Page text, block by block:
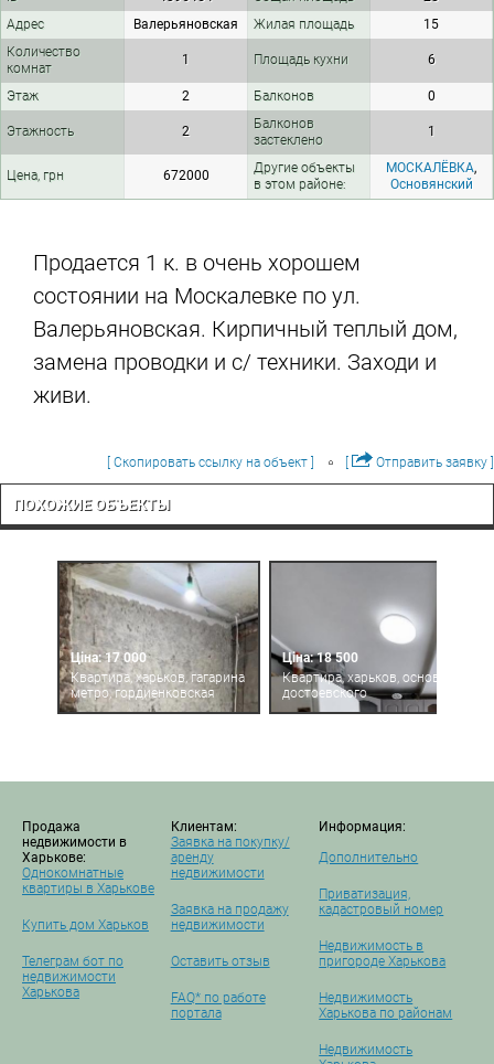
Адрес
Валерьяновская Жилая площадь
15
Количество
комнат
1 Площадь кухни 6
Этаж 2 Балконов 0
Этажность 2
Балконов
застеклено
1
Цена, грн 672000
Другие объекты
в этом районе:
МОСКАЛЁВКА,
Основянский
Продается 1 к. в очень хорошем
состоянии на Москалевке по ул.
Валерьяновская. Кирпичный теплый дом,
замена проводки и с/ техники. Заходи и
живи.
[ Скопировать ссылку на объект ] Отправить заявку ]
ПОХОЖИЕ ОБЪЕКТЫ
Ціна: 17 000
Квартира, харьков, гагарина
метро, гордиенковская
Ціна: 18 500
Квартира, харьков, основа,
достоевского
Продажа
недвижимости в
Харькове:
Однокомнатные
квартиры в Харькове
Купить дом Харьков
Телеграм бот по
недвижимости
Харькова
Клиентам:
Заявка на покупку/
аренду
недвижимости
Заявка на продажу
недвижимости
Оставить отзыв
FAQ* по работе
портала
Информация:
Дополнительно
Приватизация,
кадастровый номер
Недвижимость в
пригороде Харькова
Недвижимость
Харькова по районам
Недвижимость